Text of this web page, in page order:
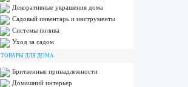
Декоративные украшения дома
Садовый инвентарь и инструменты
Системы полива
Уход за садом
ТОВАРЫ ДЛЯ ДОМА
Бритвенные принадлежности
Домашний интерьер